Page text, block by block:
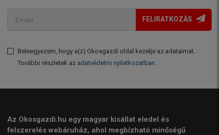
FELIRATKOZÁS
Beleegyezem, hogy a(z) Okosgazdi oldal kezelje az adataimat.
További részletek az adatvédelmi nyilatkozatban.
Az Okosgazdi.hu egy magyar kisállat eledel és
felszerelés webáruház, ahol megbízható minőségű